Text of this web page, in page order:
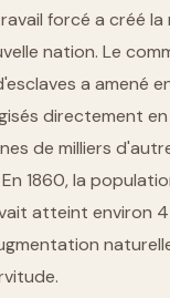
forcé a créé la
nation. Le
a amené
directement en
de milliers
1860, la
atteint environ 4
naturelle